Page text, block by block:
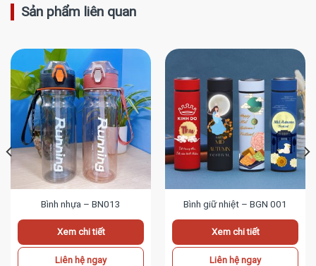
Sản phẩm liên quan
Bình nhựa – BN013
Xem chi tiết
Liên hệ ngay
Bình giữ nhiệt – BGN 001
Xem chi tiết
Liên hệ ngay